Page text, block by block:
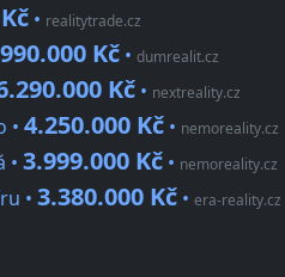
• realitytrade.cz
Kč • dumrealit.cz
Kč • nextreality.cz
• 4.250.000 Kč • nemoreality.cz
• 3.999.000 Kč • nemoreality.cz
• 3.380.000 Kč • era-reality.cz